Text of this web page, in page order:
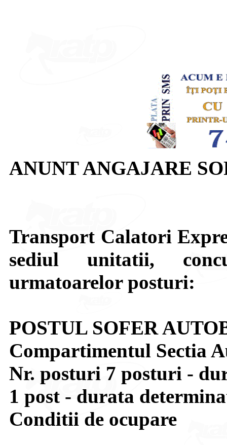
ANUNT ANGAJARE
Transport Calatori
sediul unitatii,
urmatoarelor posturi:
POSTUL SOFER
Compartimentul Sectia
Nr. posturi 7 posturi -
1 post - durata
Conditii de ocupare